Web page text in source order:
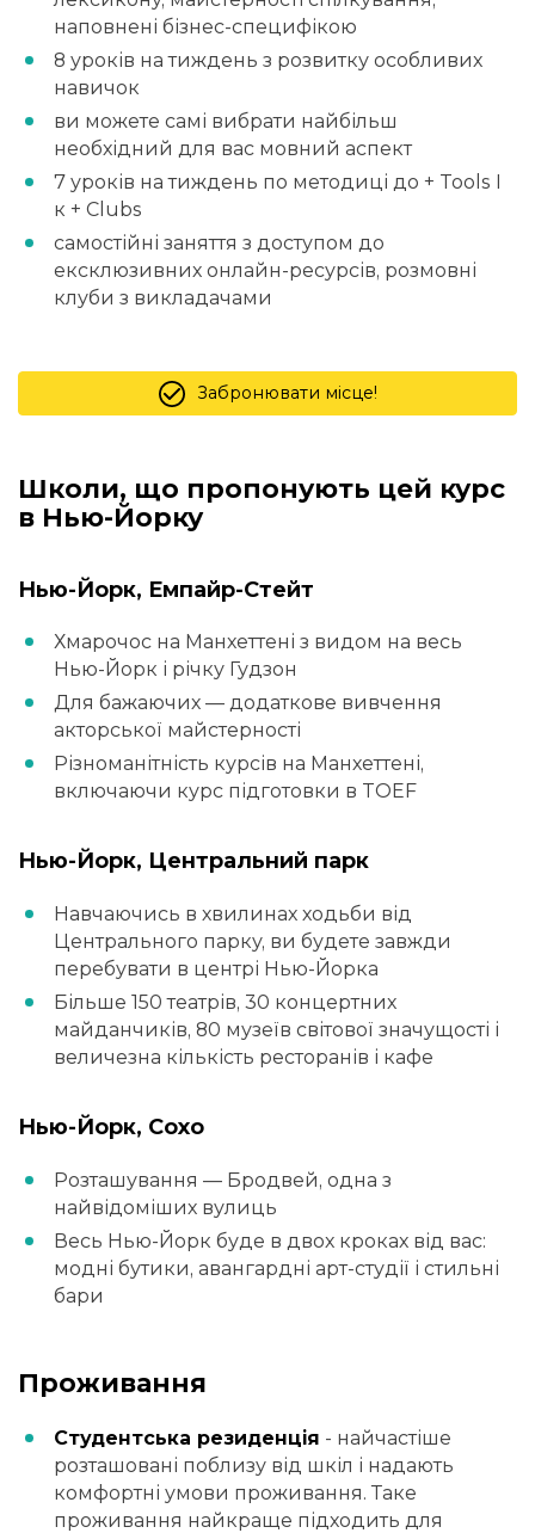
наповнені бізнес-специфікою
8 уроків на тиждень з розвитку особливих
навичок
ви можете самі вибрати найбільш
необхідний для вас мовний аспект
7 уроків на тиждень по методиці до + Tools І
к + Clubs
самостійні заняття з доступом до
ексклюзивних онлайн-ресурсів, розмовні
клуби з викладачами
Забронювати місце!
Школи, що пропонують цей курс
в Нью-Йорку
Нью-Йорк, Емпайр-Стейт
Хмарочос на Манхеттені з видом на весь
Нью-Йорк і річку Гудзон
Для бажаючих — додаткове вивчення
акторської майстерності
Різноманітність курсів на Манхеттені,
включаючи курс підготовки в TOEF
Нью-Йорк, Центральний парк
Навчаючись в хвилинах ходьби від
Центрального парку, ви будете завжди
перебувати в центрі Нью-Йорка
Більше 150 театрів, 30 концертних
майданчиків, 80 музеїв світової значущості і
величезна кількість ресторанів і кафе
Нью-Йорк, Сохо
Розташування — Бродвей, одна з
найвідоміших вулиць
Весь Нью-Йорк буде в двох кроках від вас:
модні бутики, авангардні арт-студії і стильні
бари
Проживання
Студентська резиденція - найчастіше
розташовані поблизу від шкіл і надають
комфортні умови проживання. Таке
проживання найкраще підходить для